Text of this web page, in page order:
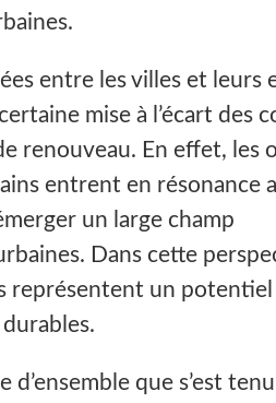
entre les villes et leurs
mise à l’écart des
renouveau. En effet, les
entrent en résonance
un large champ
Dans cette
représentent un potentiel
d’ensemble que s’est